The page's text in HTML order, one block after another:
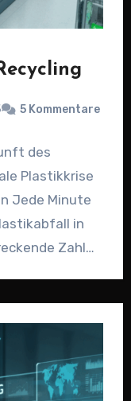
5 Kommentare
des
Plastikkrise
Jede Minute
in
Zahl